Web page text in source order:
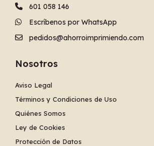
601 058 146
Escríbenos por WhatsApp
pedidos@ahorroimprimiendo.com
Nosotros
Aviso Legal
Términos y Condiciones de Uso
Quiénes Somos
Ley de Cookies
Protección de Datos